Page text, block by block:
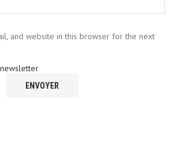
and website in this browser for the next